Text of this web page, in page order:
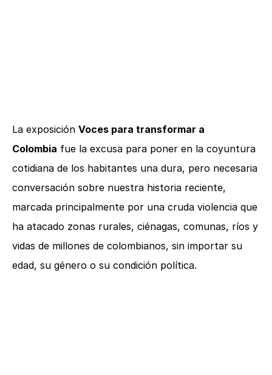
La exposición Voces para transformar a
Colombia fue la excusa para poner en la coyuntura
cotidiana de los habitantes una dura, pero necesaria
conversación sobre nuestra historia reciente,
marcada principalmente por una cruda violencia que
ha atacado zonas rurales, ciénagas, comunas, ríos y
vidas de millones de colombianos, sin importar su
edad, su género o su condición política.